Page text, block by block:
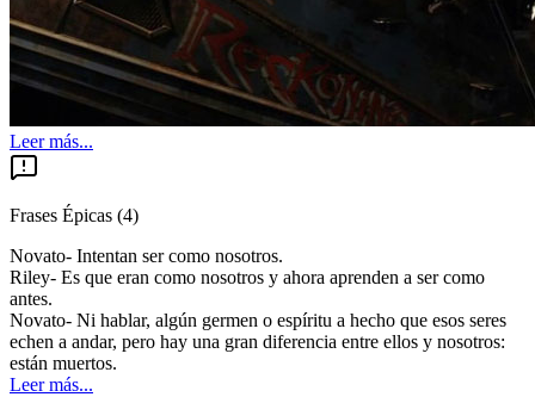
Leer más...
Frases Épicas (4)
Novato- Intentan ser como nosotros.
Riley- Es que eran como nosotros y ahora aprenden a ser como
antes.
Novato- Ni hablar, algún germen o espíritu a hecho que esos seres
echen a andar, pero hay una gran diferencia entre ellos y nosotros:
están muertos.
Leer más...